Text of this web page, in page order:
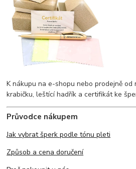
K nákupu na e-shopu nebo prodejně
krabičku, leštící hadřík a certifikát ke
Průvodce nákupem
Jak vybrat šperk podle tónu pleti
Způsob a cena doručení